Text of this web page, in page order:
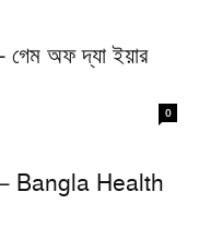
অফ দ্যা ইয়ার
0
– Bangla Health